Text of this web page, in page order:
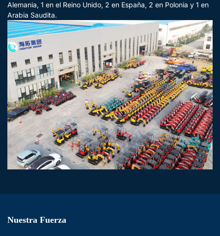
Alemania, 1 en el Reino Unido, 2 en España, 2 en Polonia y 1 en
Arabia Saudita.
Nuestra Fuerza